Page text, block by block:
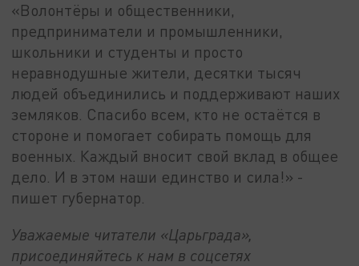
«Волонтёры и общественники,
предприниматели и промышленники,
школьники и студенты и просто
неравнодушные жители, десятки тысяч
людей объединились и поддерживают наших
земляков. Спасибо всем, кто не остаётся в
стороне и помогает собирать помощь для
военных. Каждый вносит свой вклад в общее
дело. И в этом наши единство и сила!» -
пишет губернатор.
Уважаемые читатели «Царьграда»,
присоединяйтесь к нам в соцсетях